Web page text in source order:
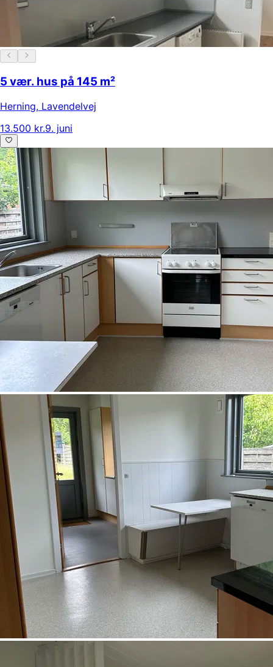
5 vær. hus på 145 m²
Herning, Lavendelvej
13.500 kr.9. juni